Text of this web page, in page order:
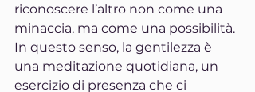
riconoscere l’altro non come una
minaccia, ma come una possibilità.
In questo senso, la gentilezza è
una meditazione quotidiana, un
esercizio di presenza che ci